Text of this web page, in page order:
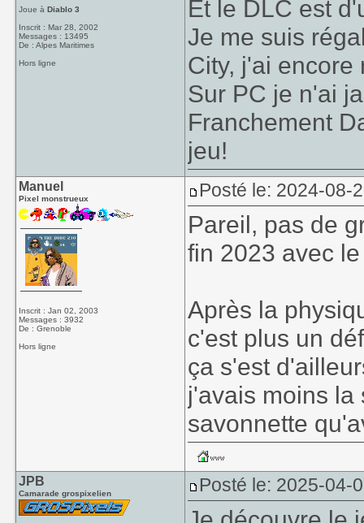
Joue àDiablo 3
Inscrit : Mar 28, 2002
Messages : 13495
De : Alpes Maritimes
Hors ligne
Et le DLC est
Je me suis
City, j'ai
Sur PC je n'ai
Franchement
jeu!
Manuel
Pixel monstrueux
Inscrit : Jan 02, 2003
Messages : 3932
De : Grenoble
Hors ligne
Posté le: 2024-08-
Pareil, pas de
fin 2023 avec
Après la
c'est plus un
ça s'est
j'avais moins la
savonnette
JPB
Camarade grospixelien Posté le: 2025-04-